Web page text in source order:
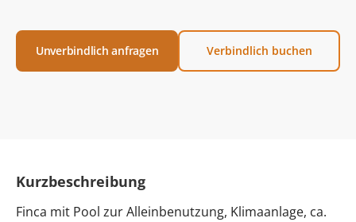
Unverbindlich anfragen Verbindlich buchen
Kurzbeschreibung
Finca mit Pool zur Alleinbenutzung, Klimaanlage, ca.